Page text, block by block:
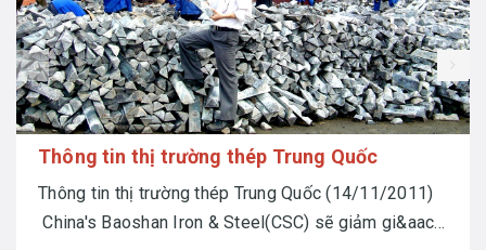
Thông tin thị trường thép Trung Quốc
Thông tin thị trường thép Trung Quốc (14/11/2011)
China's Baoshan Iron & Steel(CSC) sẽ giảm gi&aac...
prev